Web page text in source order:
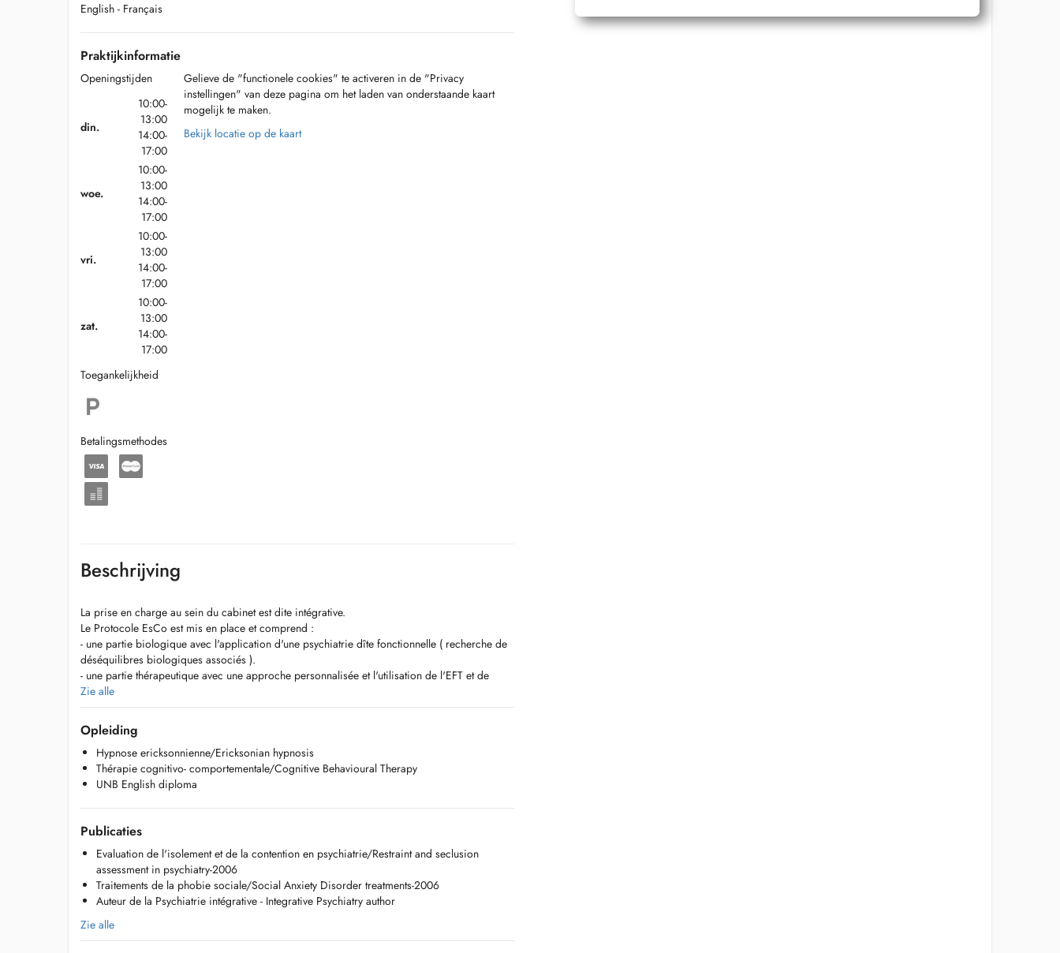
English - Français
Praktijkinformatie
Openingstijden
din.
10:00-
13:00
14:00-
17:00
woe.
10:00-
13:00
14:00-
17:00
vri.
10:00-
13:00
14:00-
17:00
zat.
10:00-
13:00
14:00-
17:00
Toegankelijkheid
Betalingsmethodes
Gelieve de "functionele cookies" te activeren in de "Privacy
instellingen" van deze pagina om het laden van onderstaande kaart
mogelijk te maken.
Bekijk locatie op de kaart
Beschrijving
La prise en charge au sein du cabinet est dite intégrative.
Le Protocole EsCo est mis en place et comprend :
- une partie biologique avec l'application d'une psychiatrie dîte fonctionnelle ( recherche de
déséquilibres biologiques associés ).
- une partie thérapeutique avec une approche personnalisée et l'utilisation de l'EFT et de
l'Hypnose EsCo qui permet la libération, désactivation des charges émotionnelles des
traumas conscients et inconscients qui sont responsables des SSPT (syndromes de stress
post- traumatiques ) et entrainent différentes pathologies et symptômes ( stress, burn-out,
dépression, bipolarité, anxiété, troubles cognitifs et attentionnels ).
DIPLOMAS, CERTIFICATIONS AND DEGREES :
- Médecin spécialiste en psychiatrie diplômé de la Faculté Claude Bernard de Lyon -
Joseph Fourier Scientific Department Saint Martin d'Hères-Isère 38).
- Diplôme inter-universitaire d'évaluation en Santé / Inter - University degree - DIU in Health
assessment and Evidence Based Medicine.
- Attestation en Thérapie Cognitive et Comportementale (TCC) / Certification in Cognitive
Behavioural Therapy (CBT).
- Formation complétée en 2008 - 2009 à l'Université anglophone Mc Gill de Montréal.
Diplôme du Conseil médical canadien.
Zie alle
Opleiding
Hypnose ericksonnienne/Ericksonian hypnosis
Thérapie cognitivo- comportementale/Cognitive Behavioural Therapy
UNB English diploma
Publicaties
Evaluation de l'isolement et de la contention en psychiatrie/Restraint and seclusion
assessment in psychiatry-2006
Traitements de la phobie sociale/Social Anxiety Disorder treatments-2006
Auteur de la Psychiatrie intégrative - Integrative Psychiatry author
Zie alle